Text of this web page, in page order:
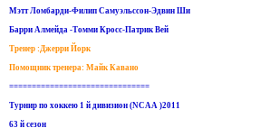
Мэтт Ломбарди-Филип Самуэльссон-Эдвин Ши
Барри Алмейда -Томми Кросс-Патрик Вей
Тренер :Джерри Йорк
Помощник тренера: Майк Кавано
===============================
Турнир по хоккею 1 й дивизион (NCAA )2011
63 й сезон